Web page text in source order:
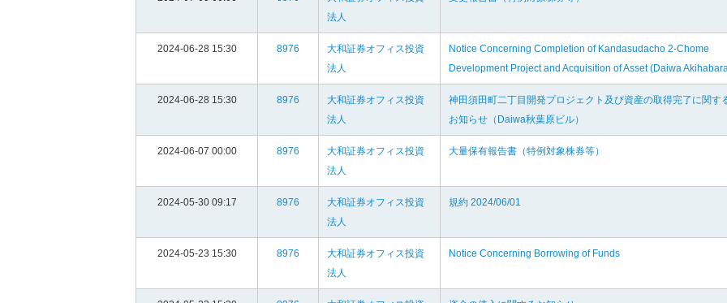
法人
2024-06-28 15:30 8976
大和証券オフィス投資
法人
Notice Concerning Completion of Kandasudacho 2-Chome
Development Project and Acquisition of Asset (Daiwa
2024-06-28 15:30 8976
大和証券オフィス投資
法人
神田須田町二丁目開発プロジェクト及び資産の取得完了に関す
お知らせ（Daiwa秋葉原ビル）
2024-06-07 00:00 8976
大和証券オフィス投資
法人
大量保有報告書（特例対象株券等）
2024-05-30 09:17 8976
大和証券オフィス投資
法人
規約 2024/06/01
2024-05-23 15:30 8976
大和証券オフィス投資
法人
Notice Concerning Borrowing of Funds